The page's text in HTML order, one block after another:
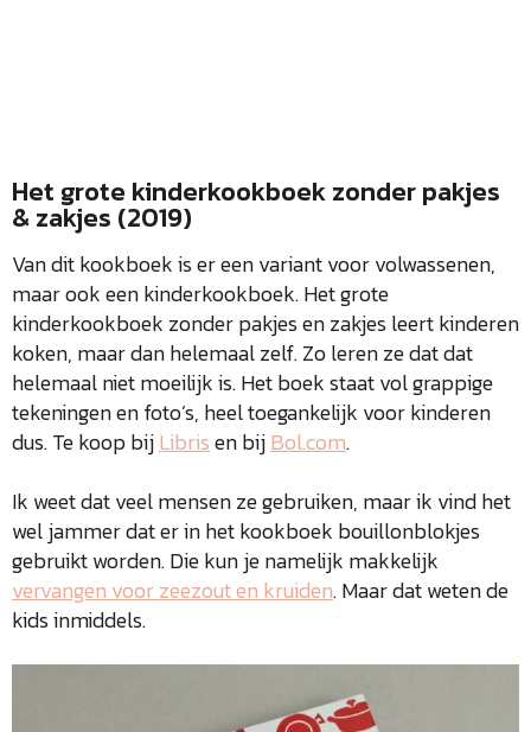
Het grote kinderkookboek zonder pakjes
& zakjes (2019)
Van dit kookboek is er een variant voor volwassenen,
maar ook een kinderkookboek. Het grote
kinderkookboek zonder pakjes en zakjes leert kinderen
koken, maar dan helemaal zelf. Zo leren ze dat dat
helemaal niet moeilijk is. Het boek staat vol grappige
tekeningen en foto’s, heel toegankelijk voor kinderen
dus. Te koop bijLibrisen bijBol.com.
Ik weet dat veel mensen ze gebruiken, maar ik vind het
wel jammer dat er in het kookboek bouillonblokjes
gebruikt worden. Die kun je namelijk makkelijk
vervangen voor zeezout en kruiden. Maar dat weten de
kids inmiddels.